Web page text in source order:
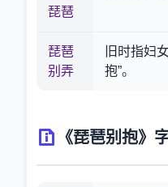
琵琶
琵琶
别弄
旧时指妇
抱”。
《琵琶别抱》